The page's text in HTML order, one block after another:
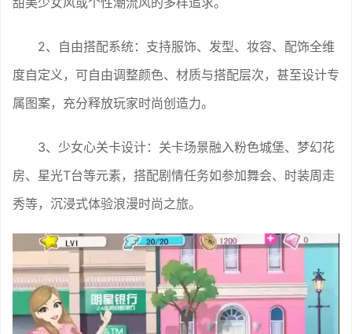
2、自由搭配系统：支持服饰、发型、妆容、配饰全维
度自定义，可自由调整颜色、材质与搭配层次，甚至设计专
属图案，充分释放玩家时尚创造力。
3、少女心关卡设计：关卡场景融入粉色城堡、梦幻花
房、星光T台等元素，搭配剧情任务如参加舞会、时装周走
秀等，沉浸式体验浪漫时尚之旅。